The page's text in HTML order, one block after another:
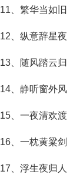
11、繁华当如旧
12、纵意辞星夜
13、随风踏云归
14、静听窗外风
15、一夜清欢渡
16、一枕黄粱剑
17、浮生夜归人